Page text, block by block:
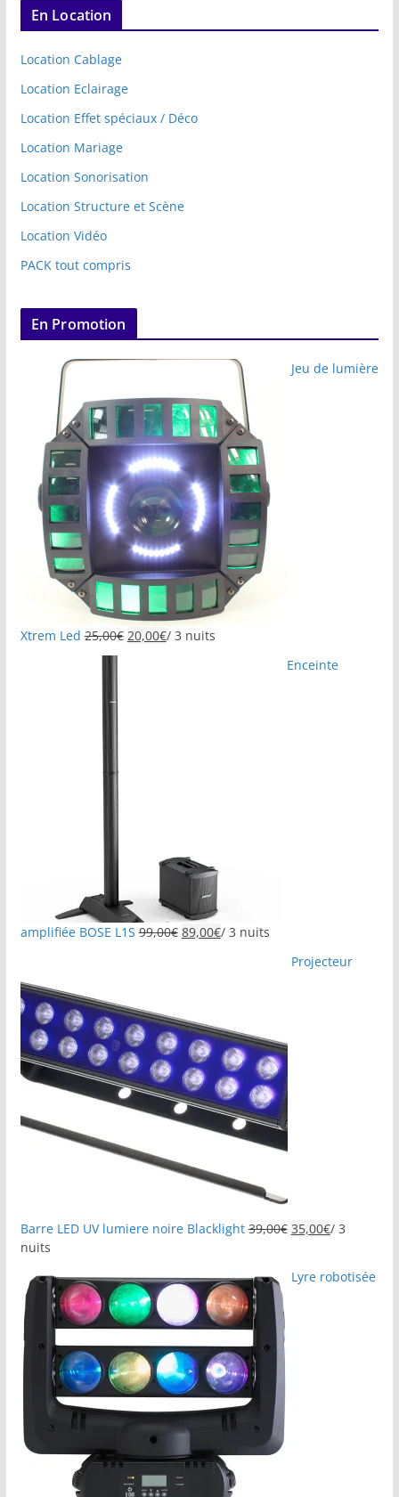
En Location
Location Cablage
Location Eclairage
Location Effet spéciaux / Déco
Location Mariage
Location Sonorisation
Location Structure et Scène
Location Vidéo
PACK tout compris
En Promotion
Jeu de lumière
Xtrem Led 25,00€ 20,00€/ 3 nuits
Enceinte
amplifiée BOSE L1S 99,00€ 89,00€/ 3 nuits
Projecteur
Barre LED UV lumiere noire Blacklight 39,00€ 35,00€/ 3
nuits
Lyre robotisée